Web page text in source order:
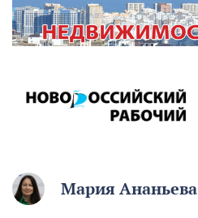
Мария Ананьева